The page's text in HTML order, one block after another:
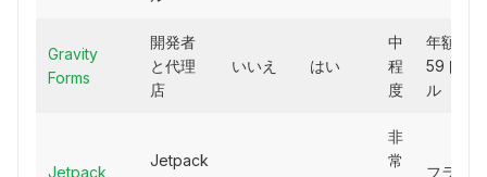
Gravity
Forms
開発者
と代理
店
いいえ はい
中
程
度
年額
59ド
ル
Jetpack
Jetpack
非
常
フラ